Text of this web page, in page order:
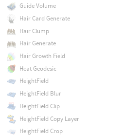
Guide Volume
Hair Card Generate
Hair Clump
Hair Generate
Hair Growth Field
Heat Geodesic
HeightField
HeightField Blur
HeightField Clip
HeightField Copy Layer
HeightField Crop